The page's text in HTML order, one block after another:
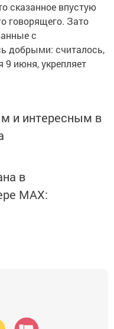
сказанное впустую
говорящего. Зато
с
добрыми: считалось,
9 июня, укрепляет
и интересным в
в
MАХ: